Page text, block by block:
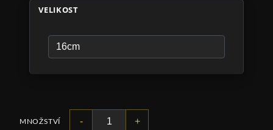
VELIKOST
MNOŽSTVÍ - +